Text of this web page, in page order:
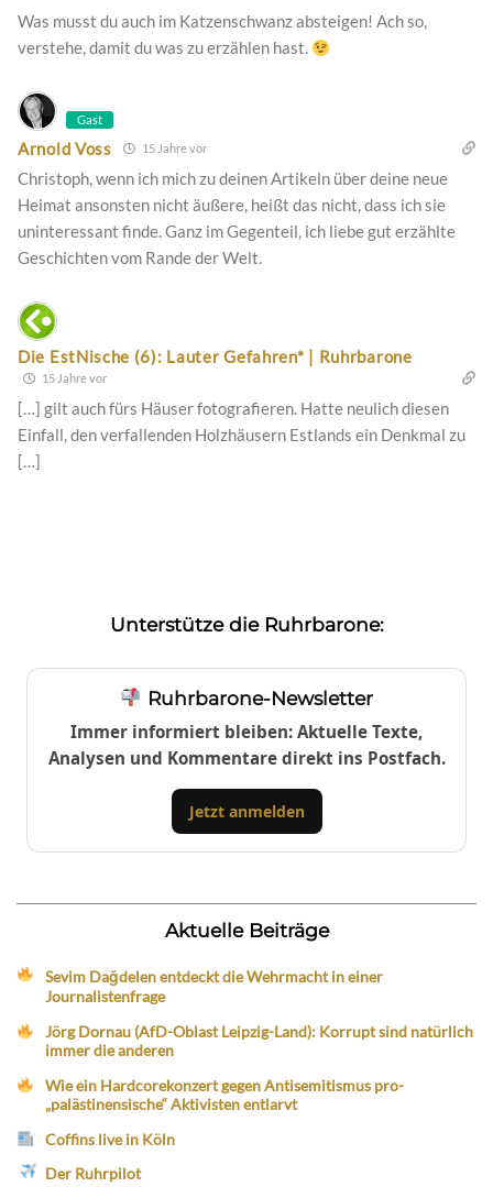
Was musst du auch im Katzenschwanz absteigen! Ach so,
verstehe, damit du was zu erzählen hast.
Gast
Arnold Voss 15 Jahre vor
Christoph, wenn ich mich zu deinen Artikeln über deine neue
Heimat ansonsten nicht äußere, heißt das nicht, dass ich sie
uninteressant finde. Ganz im Gegenteil, ich liebe gut erzählte
Geschichten vom Rande der Welt.
Die EstNische (6): Lauter Gefahren* | Ruhrbarone
15 Jahre vor
[…] gilt auch fürs Häuser fotografieren. Hatte neulich diesen
Einfall, den verfallenden Holzhäusern Estlands ein Denkmal zu
[…]
Unterstütze die Ruhrbarone:
Ruhrbarone-Newsletter
Immer informiert bleiben: Aktuelle Texte,
Analysen und Kommentare direkt ins Postfach.
Jetzt anmelden
Aktuelle Beiträge
Sevim Dağdelen entdeckt die Wehrmacht in einer
Journalistenfrage
Jörg Dornau (AfD-Oblast Leipzig-Land): Korrupt sind natürlich
immer die anderen
Wie ein Hardcorekonzert gegen Antisemitismus pro-
„palästinensische“ Aktivisten entlarvt
Coffins live in Köln
Der Ruhrpilot